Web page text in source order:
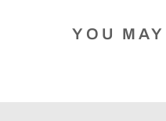
YOU